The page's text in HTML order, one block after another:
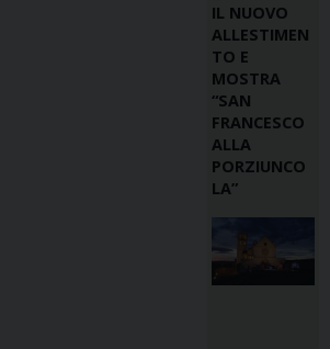
IL NUOVO
ALLESTIMEN
TO E
MOSTRA
“SAN
FRANCESCO
ALLA
PORZIUNCO
LA”